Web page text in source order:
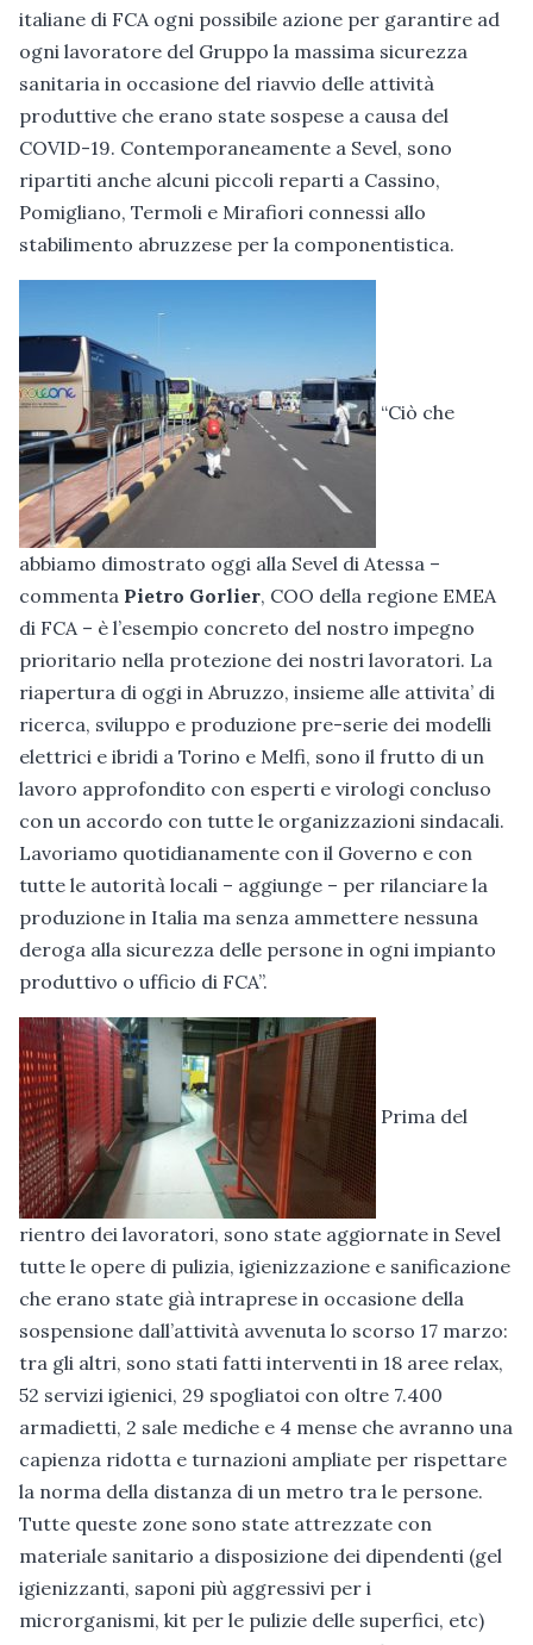
italiane di FCA ogni possibile azione per garantire ad
ogni lavoratore del Gruppo la massima sicurezza
sanitaria in occasione del riavvio delle attività
produttive che erano state sospese a causa del
COVID-19. Contemporaneamente a Sevel, sono
ripartiti anche alcuni piccoli reparti a Cassino,
Pomigliano, Termoli e Mirafiori connessi allo
stabilimento abruzzese per la componentistica.
“Ciò che
abbiamo dimostrato oggi alla Sevel di Atessa –
commenta Pietro Gorlier, COO della regione EMEA
di FCA – è l’esempio concreto del nostro impegno
prioritario nella protezione dei nostri lavoratori. La
riapertura di oggi in Abruzzo, insieme alle attivita’ di
ricerca, sviluppo e produzione pre-serie dei modelli
elettrici e ibridi a Torino e Melfi, sono il frutto di un
lavoro approfondito con esperti e virologi concluso
con un accordo con tutte le organizzazioni sindacali.
Lavoriamo quotidianamente con il Governo e con
tutte le autorità locali – aggiunge – per rilanciare la
produzione in Italia ma senza ammettere nessuna
deroga alla sicurezza delle persone in ogni impianto
produttivo o ufficio di FCA”.
Prima del
rientro dei lavoratori, sono state aggiornate in Sevel
tutte le opere di pulizia, igienizzazione e sanificazione
che erano state già intraprese in occasione della
sospensione dall’attività avvenuta lo scorso 17 marzo:
tra gli altri, sono stati fatti interventi in 18 aree relax,
52 servizi igienici, 29 spogliatoi con oltre 7.400
armadietti, 2 sale mediche e 4 mense che avranno una
capienza ridotta e turnazioni ampliate per rispettare
la norma della distanza di un metro tra le persone.
Tutte queste zone sono state attrezzate con
materiale sanitario a disposizione dei dipendenti (gel
igienizzanti, saponi più aggressivi per i
microrganismi, kit per le pulizie delle superfici, etc)